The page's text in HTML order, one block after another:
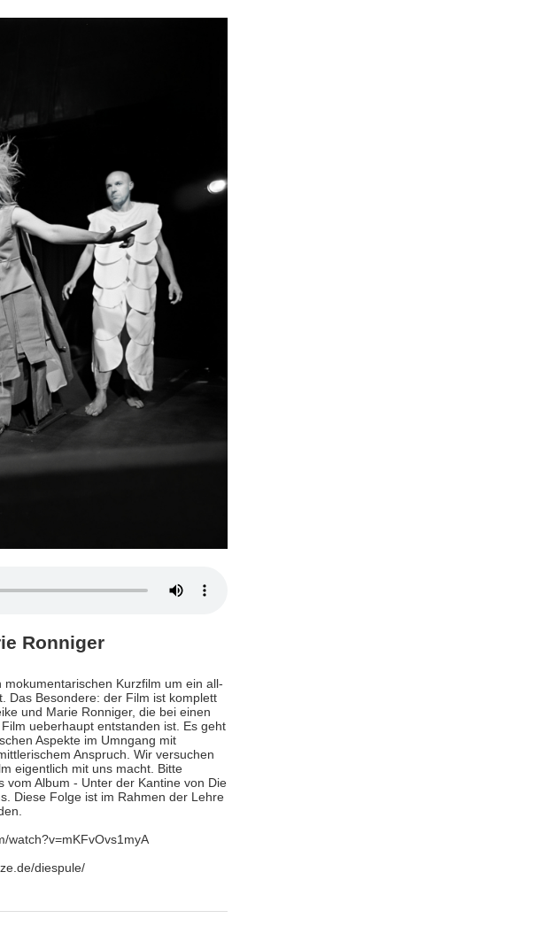
Ronniger
Kurzfilm um ein all-
Das Besondere: der Film ist komplett
und Marie Ronniger, die bei einen
ueberhaupt entstanden ist. Es geht
Aspekte im Umngang mit
Anspruch. Wir versuchen
eigentlich mit uns macht. Bitte
vom Album - Unter der Kantine von Die
Diese Folge ist im Rahmen der Lehre
watch?v=mKFvOvs1myA
diespule/